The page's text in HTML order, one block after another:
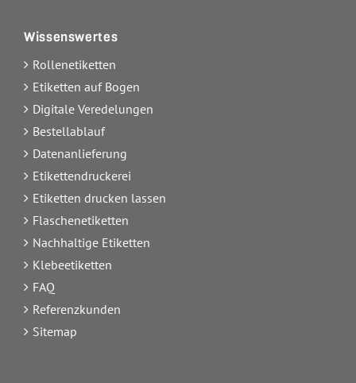
Wissenswertes
Rollenetiketten
Etiketten auf Bogen
Digitale Veredelungen
Bestellablauf
Datenanlieferung
Etikettendruckerei
Etiketten drucken lassen
Flaschenetiketten
Nachhaltige Etiketten
Klebeetiketten
FAQ
Referenzkunden
Sitemap